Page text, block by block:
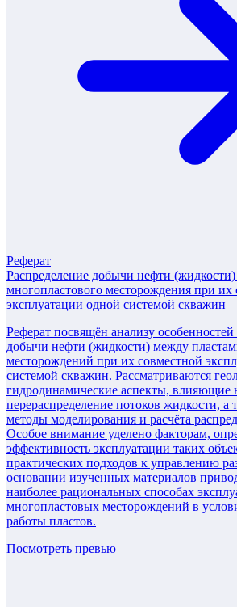
Реферат
Распределение добычи нефти
многопластового месторождения при их
эксплуатации одной системой скважин
Реферат посвящён анализу особенностей
добычи нефти (жидкости) между
месторождений при их совместной
системой скважин. Рассматриваются
гидродинамические аспекты, влияющие
перераспределение потоков жидкости, а
методы моделирования и расчёта
Особое внимание уделено факторам,
эффективность эксплуатации таких
практических подходов к управлению
основании изученных материалов
наиболее рациональных способах
многопластовых месторождений в
работы пластов.
Посмотреть превью